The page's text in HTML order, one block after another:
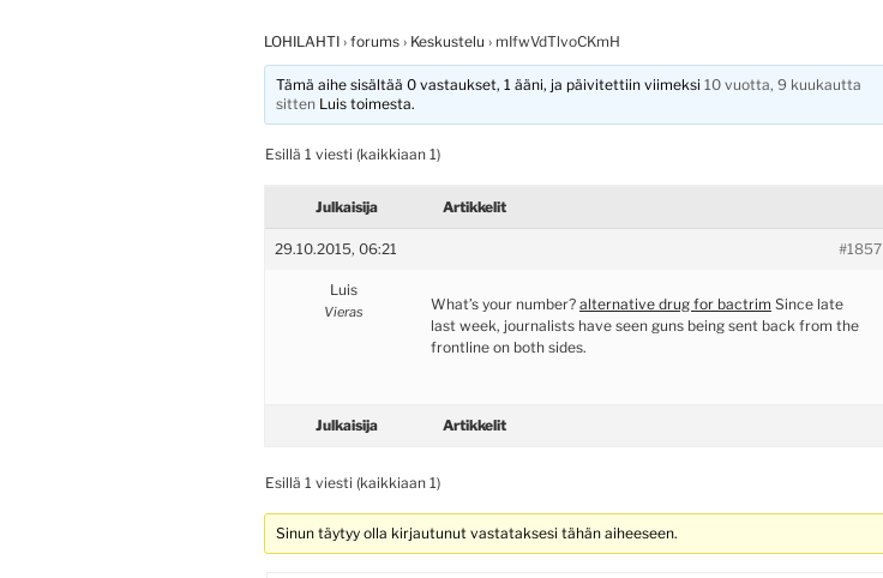
LOHILAHTI › forums › Keskustelu › mIfwVdTlvoCKmH
Tämä aihe sisältää 0 vastaukset, 1 ääni, ja päivitettiin viimeksi10 vuotta, 9 kuukautta
sitten Luis toimesta.
Esillä 1 viesti (kaikkiaan 1)
Julkaisija Artikkelit
29.10.2015, 06:21 #1857
Luis
Vieras What’s your number? alternative drug for bactrim Since late
last week, journalists have seen guns being sent back from the
frontline on both sides.
Julkaisija Artikkelit
Esillä 1 viesti (kaikkiaan 1)
Sinun täytyy olla kirjautunut vastataksesi tähän aiheeseen.